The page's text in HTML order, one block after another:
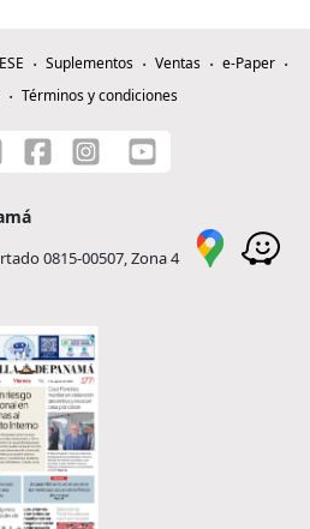
Suplementos Ventas
e-Paper
Términos y condiciones
0815-00507, Zona 4